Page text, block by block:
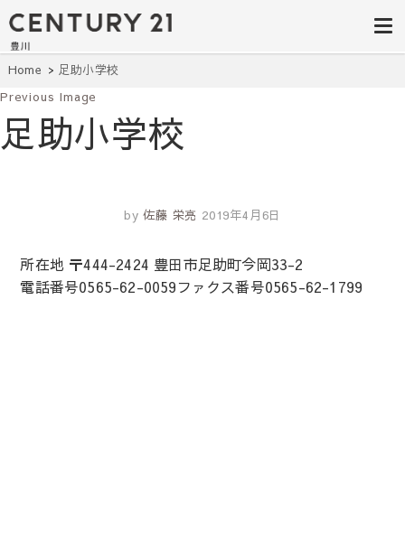
豊田市の中古
住宅・土地・
リノベ物件探
し｜センチュ
リー21豊川
建て・土地探しはセンチュリー21豊
川へ。豊田市内の最新物件情報を随
時更新中！駅近、建築条件無し、ペ
ット可、学区別など、お客様のこだ
単検索。
Home 足助小学校
Previous Image
足助小学校
by 佐藤 栄亮 2019年4月6日
所在地 〒444-2424 豊田市足助町今岡33-2
電話番号0565-62-0059ファクス番号0565-62-1799